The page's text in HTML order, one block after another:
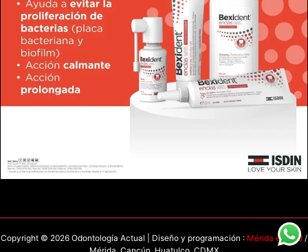
Copyright © 2026 Odontología Actual | Diseño y programación : Mérida en Red /